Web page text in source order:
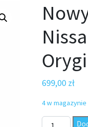
699,00 zł
4 w magazynie
ilość Nowy